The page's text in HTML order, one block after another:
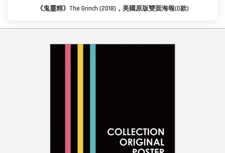
《鬼靈精》The Grinch (2018)，美國原版雙面海報(D款)